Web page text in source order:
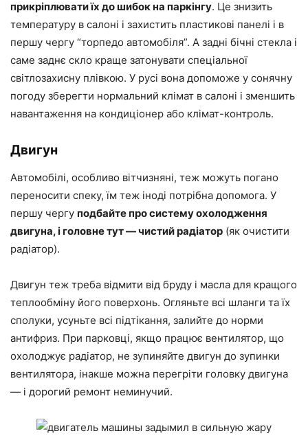
прикріплювати їх до шибок на паркінгу. Це знизить
температуру в салоні і захистить пластикові панелі і в
першу чергу “торпедо автомобіля”. А задні бічні стекла і
саме заднє скло краще затонувати спеціальної
світлозахисну плівкою. У русі вона допоможе у сонячну
погоду зберегти нормальний клімат в салоні і зменшить
навантаження на кондиціонер або клімат-контроль.
Двигун
Автомобілі, особливо вітчизняні, теж можуть погано
переносити спеку, їм теж іноді потрібна допомога. У
першу чергу подбайте про систему охолодження
двигуна, і головне тут — чистий радіатор (як очистити
радіатор).
Двигун теж треба відмити від бруду і масла для кращого
теплообміну його поверхонь. Огляньте всі шланги та їх
сполуки, усуньте всі підтікання, залийте до норми
антифриз. При парковці, якщо працює вентилятор, що
охолоджує радіатор, не зупиняйте двигун до зупинки
вентилятора, інакше можна перегріти головку двигуна
— і дорогий ремонт неминучий.